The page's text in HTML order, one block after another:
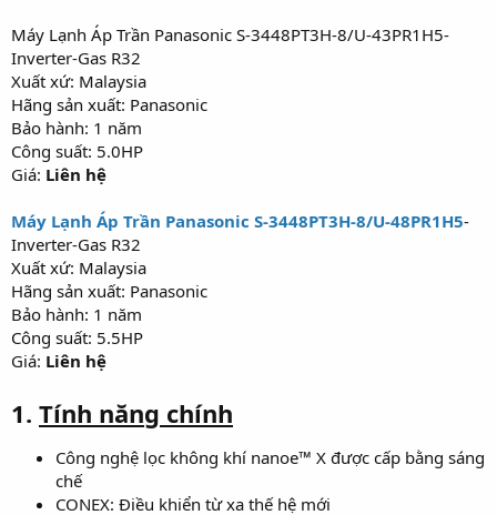
Máy Lạnh Áp Trần Panasonic S-3448PT3H-8/U-43PR1H5-
Inverter-Gas R32
Xuất xứ: Malaysia
Hãng sản xuất: Panasonic
Bảo hành: 1 năm
Công suất: 5.0HP
Giá: Liên hệ
Máy Lạnh Áp Trần Panasonic S-3448PT3H-8/U-48PR1H5-
Inverter-Gas R32
Xuất xứ: Malaysia
Hãng sản xuất: Panasonic
Bảo hành: 1 năm
Công suất: 5.5HP
Giá: Liên hệ
1. Tính năng chính
Công nghệ lọc không khí nanoe™ X được cấp bằng sáng
chế
CONEX: Điều khiển từ xa thế hệ mới